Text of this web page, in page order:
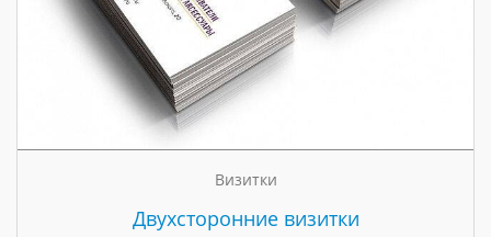
Визитки
Двухсторонние визитки